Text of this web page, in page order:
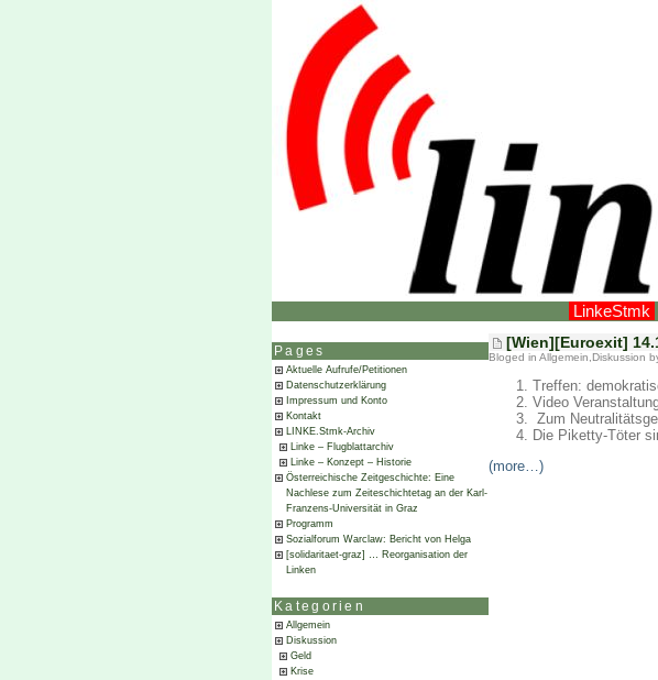
LinkeStmk
Pages
Aktuelle Aufrufe/Petitionen
Datenschutzerklärung
Impressum und Konto
Kontakt
LINKE.Stmk-Archiv
Linke – Flugblattarchiv
Linke – Konzept – Historie
Österreichische Zeitgeschichte: Eine
Nachlese zum Zeiteschichtetag an der Karl-
Franzens-Universität in Graz
Programm
Sozialforum Warclaw: Bericht von Helga
[solidaritaet-graz] … Reorganisation der
Linken
Kategorien
Allgemein
Diskussion
Geld
Krise
[Wien][Euroexit]
Bloged in Allgemein Diskussion
Treffen:
Video
Zum
Die Piketty-Töter
(more…)